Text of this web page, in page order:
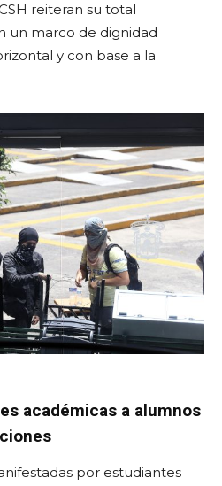
reiteran su total
un marco de dignidad
y con base a la
académicas a alumnos
por estudiantes